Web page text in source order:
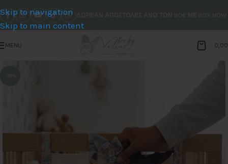
Skip to navigation
Skip to main content
MENU